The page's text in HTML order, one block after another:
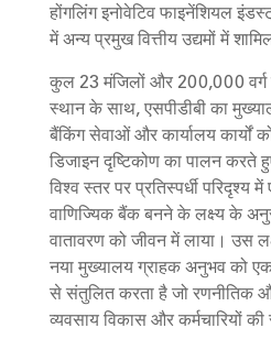
होंगलिंग इनोवेटिव फाइनेंशियल
में अन्य प्रमुख वित्तीय उद्यमों में
कुल 23 मंजिलों और 200,000 वर्ग
स्थान के साथ, एसपीडीबी का
बैंकिंग सेवाओं और कार्यालय कार्यों
डिजाइन दृष्टिकोण का पालन करते
विश्व स्तर पर प्रतिस्पर्धी परिदृश्य
वाणिज्यिक बैंक बनने के लक्ष्य के
वातावरण को जीवन में लाया। उस
नया मुख्यालय ग्राहक अनुभव को
से संतुलित करता है जो रणनीतिक
व्यवसाय विकास और कर्मचारियों